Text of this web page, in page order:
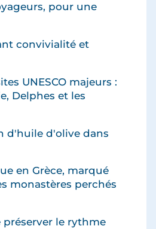
pour une
convivialité et
UNESCO majeurs :
Delphes et les
d'huile d'olive dans
en Grèce, marqué
monastères perchés
le rythme